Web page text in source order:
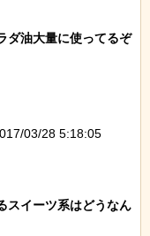
ダ油大量に使ってるぞ
03/28 5:18:05
スイーツ系はどうなん